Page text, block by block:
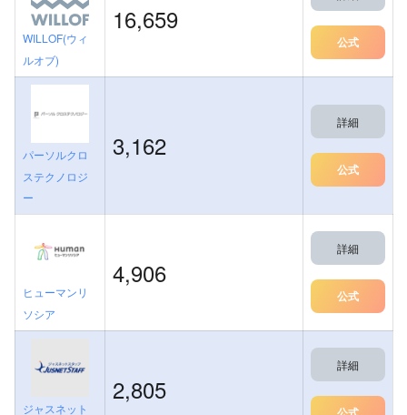
WILLOF(ウィ
ルオブ)
16,659
公式
パーソルクロ
ステクノロジ
ー
3,162
詳細
公式
ヒューマンリ
ソシア
4,906
詳細
公式
ジャスネット
2,805
詳細